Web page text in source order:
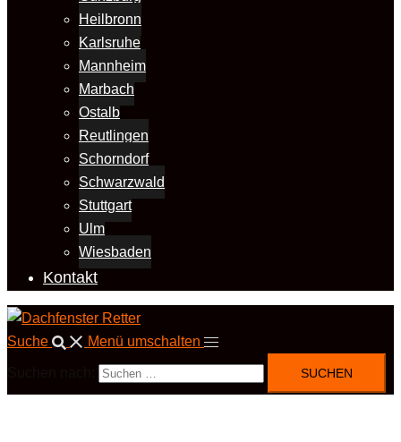
Heilbronn
Karlsruhe
Mannheim
Marbach
Ostalb
Reutlingen
Schorndorf
Schwarzwald
Stuttgart
Ulm
Wiesbaden
Kontakt
Suche Menü umschalten